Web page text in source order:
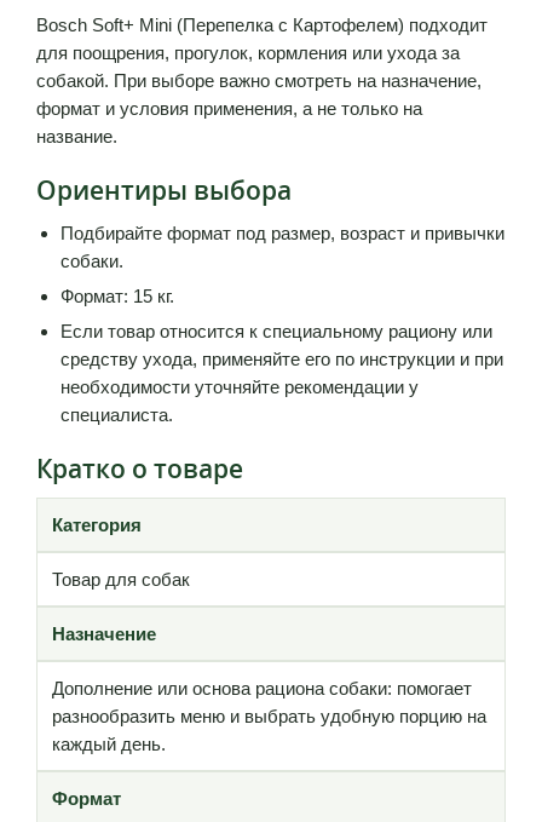
Bosch Soft+ Mini (Перепелка с Картофелем) подходит
для поощрения, прогулок, кормления или ухода за
собакой. При выборе важно смотреть на назначение,
формат и условия применения, а не только на
название.
Ориентиры выбора
Подбирайте формат под размер, возраст и привычки
собаки.
Формат: 15 кг.
Если товар относится к специальному рациону или
средству ухода, применяйте его по инструкции и при
необходимости уточняйте рекомендации у
специалиста.
Кратко о товаре
Категория
Товар для собак
Назначение
Дополнение или основа рациона собаки: помогает
разнообразить меню и выбрать удобную порцию на
каждый день.
Формат